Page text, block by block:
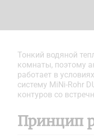
Тонкий водяной
комнаты, поэтому
работает в
систему MiNi-Rohr
контуров со
Принцип